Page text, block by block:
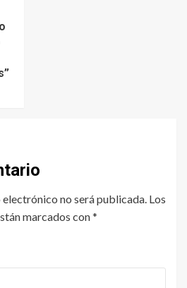
no será publicada. Los
marcados con*